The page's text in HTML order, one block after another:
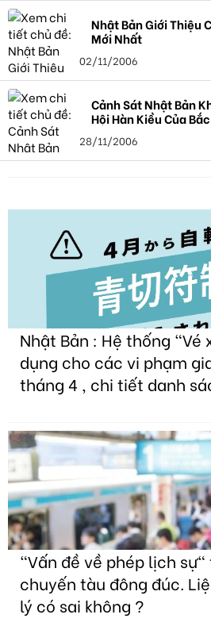
Nhật Bản Giới Thiệu
Mới Nhất
02/11/2006
Cảnh Sát Nhật Bản
Hội Hàn Kiều Của
28/11/2006
Nhật Bản : Hệ thống "Vé
dụng cho các vi phạm
tháng 4 , chi tiết danh
"Vấn đề về phép lịch sự"
chuyến tàu đông đúc.
lý có sai không ?